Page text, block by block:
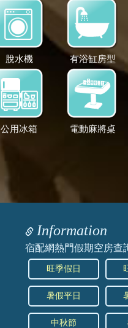
脫水機 有浴缸房型
公用冰箱 電動麻將桌
Information
宿配網熱門假期空房查
旺季假日
暑假平日
中秋節